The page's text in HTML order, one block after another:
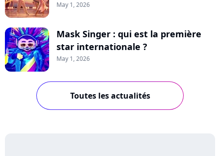
May 1, 2026
Mask Singer : qui est la première
star internationale ?
May 1, 2026
Toutes les actualités